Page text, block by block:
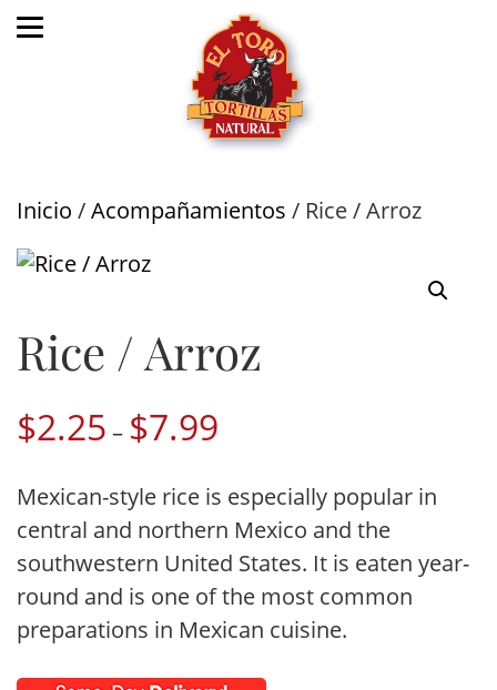
Inicio /Acompañamientos / Rice / Arroz
Rice / Arroz
$2.25 – $7.99
$2.25
through
$7.99
Mexican-style rice is especially popular in
central and northern Mexico and the
southwestern United States. It is eaten year-
round and is one of the most common
preparations in Mexican cuisine.